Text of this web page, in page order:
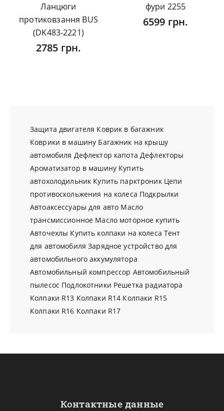
Ланцюги
протиковзання BUS
(DK483-2221)
2785 грн.
фури 2255
6599 грн.
Защита двигателя Коврик в багажник
Коврики в машину Багажник на крышу
автомобиля Дефлектор капота Дефлекторы
Ароматизатор в машину Купить
автохолодильник Купить парктроник Цепи
противоскольжения на колеса Подкрылки
Автоаксессуары для авто Масло
трансмиссионное Масло моторное купить
Авточехлы Купить колпаки на колеса Тент
для автомобиля Зарядное устройство для
автомобильного аккумулятора
Автомобильный компрессор Автомобильный
пылесос Подлокотники Решетка радиатора
Колпаки R13 Колпаки R14 Колпаки R15
Колпаки R16 Колпаки R17
Контактные данные